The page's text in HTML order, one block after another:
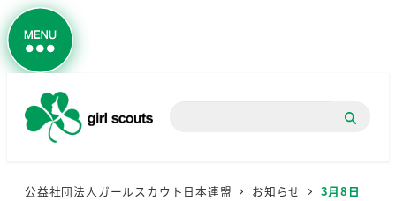
公益社団法人ガールスカウト日本連盟 お知らせ
3月8日